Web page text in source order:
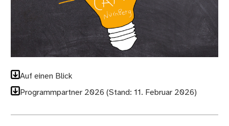
Auf einen Blick
Programmpartner 2026 (Stand: 11. Februar 2026)